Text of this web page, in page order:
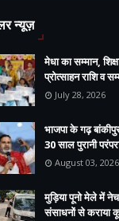
न्यूज़
मेधा का सम्मान,
प्रोत्साहन राशि व
July 28, 2026
भाजपा के गढ़
30 साल पुरानी
August 03, 2026
मुड़िया पूनो मेले में
संसाधनों से कराया